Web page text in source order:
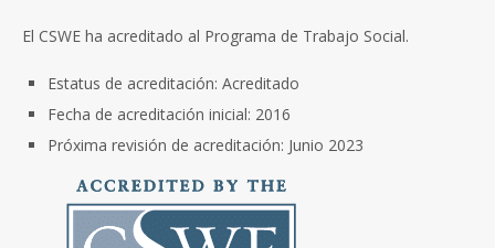
El CSWE ha acreditado al Programa de Trabajo Social.
Estatus de acreditación: Acreditado
Fecha de acreditación inicial: 2016
Próxima revisión de acreditación: Junio 2023